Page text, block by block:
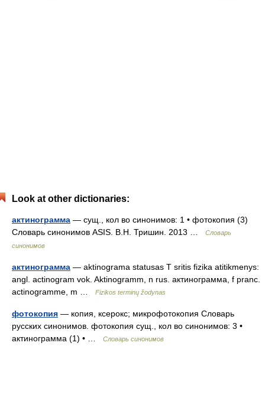
Look at other dictionaries:
актинограмма — сущ., кол во синонимов: 1 • фотокопия (3)
Словарь синонимов ASIS. В.Н. Тришин. 2013 …
Словарь
синонимов
актинограмма — aktinograma statusas T sritis fizika atitikmenys:
angl. actinogram vok. Aktinogramm, n rus. актинограмма, f pranc.
actinogramme, m …
Fizikos terminų žodynas
фотокопия — копия, ксерокс; микрофотокопия Словарь
русских синонимов. фотокопия сущ., кол во синонимов: 3 •
актинограмма (1) • …
Словарь синонимов